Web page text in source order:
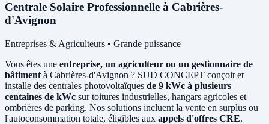
Centrale Solaire Professionnelle à Cabrières-
d'Avignon
Entreprises & Agriculteurs • Grande puissance
Vous êtes une entreprise, un agriculteur ou un gestionnaire de
bâtiment à Cabrières-d'Avignon ? SUD CONCEPT conçoit et
installe des centrales photovoltaïques de 9 kWc à plusieurs
centaines de kWc sur toitures industrielles, hangars agricoles et
ombrières de parking. Nos solutions incluent la vente en surplus ou
l'autoconsommation totale, éligibles aux appels d'offres CRE.